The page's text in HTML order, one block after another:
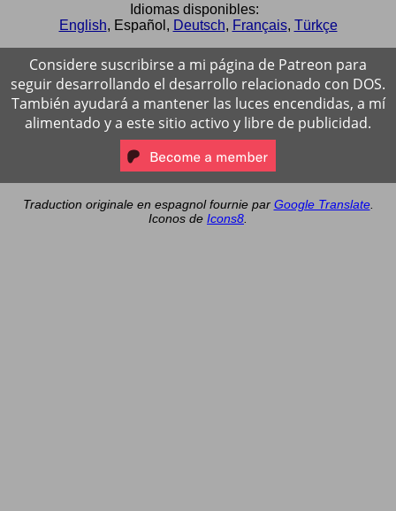
Idiomas disponibles:
English, Español , Deutsch, Français, Türkçe
Considere suscribirse a mi página de Patreon para
seguir desarrollando el desarrollo relacionado con DOS.
También ayudará a mantener las luces encendidas, a mí
alimentado y a este sitio activo y libre de publicidad.
Traduction originale en espagnol fournie par Google Translate.
Iconos de Icons8